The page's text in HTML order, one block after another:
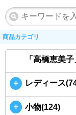
商品カテゴリ
「高橋恵美
＋ レディース
＋ 小物(124)